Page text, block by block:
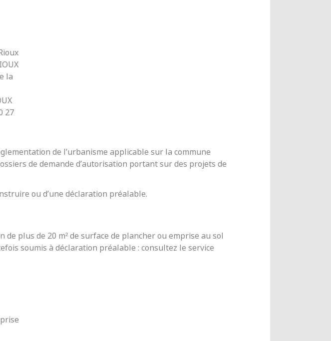
la
27
de l’urbanisme applicable sur la commune
de demande d’autorisation portant sur des projets de
ou d’une déclaration préalable.
plus de 20 m² de surface de plancher ou emprise au sol
soumis à déclaration préalable : consultez le service